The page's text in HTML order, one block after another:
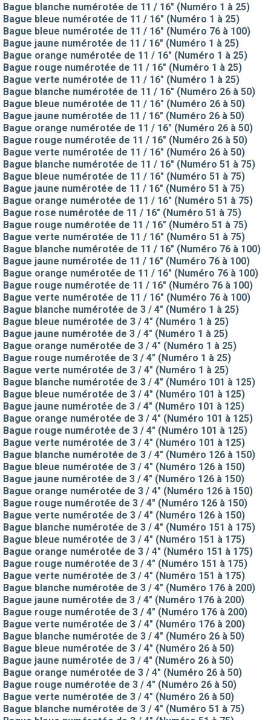
Bague blanche numérotée de 11 / 16" (Numéro 1 à 25)
Bague bleue numérotée de 11 / 16" (Numéro 1 à 25)
Bague bleue numérotée de 11 / 16" (Numéro 76 à 100)
Bague jaune numérotée de 11 / 16" (Numéro 1 à 25)
Bague orange numérotée de 11 / 16" (Numéro 1 à 25)
Bague rouge numérotée de 11 / 16" (Numéro 1 à 25)
Bague verte numérotée de 11 / 16" (Numéro 1 à 25)
Bague blanche numérotée de 11 / 16" (Numéro 26 à 50)
Bague bleue numérotée de 11 / 16" (Numéro 26 à 50)
Bague jaune numérotée de 11 / 16" (Numéro 26 à 50)
Bague orange numérotée de 11 / 16" (Numéro 26 à 50)
Bague rouge numérotée de 11 / 16" (Numéro 26 à 50)
Bague verte numérotée de 11 / 16" (Numéro 26 à 50)
Bague blanche numérotée de 11 / 16" (Numéro 51 à 75)
Bague bleue numérotée de 11 / 16" (Numéro 51 à 75)
Bague jaune numérotée de 11 / 16" (Numéro 51 à 75)
Bague orange numérotée de 11 / 16" (Numéro 51 à 75)
Bague rose numérotée de 11 / 16" (Numéro 51 à 75)
Bague rouge numérotée de 11 / 16" (Numéro 51 à 75)
Bague verte numérotée de 11 / 16" (Numéro 51 à 75)
Bague blanche numérotée de 11 / 16" (Numéro 76 à 100)
Bague jaune numérotée de 11 / 16" (Numéro 76 à 100)
Bague orange numérotée de 11 / 16" (Numéro 76 à 100)
Bague rouge numérotée de 11 / 16" (Numéro 76 à 100)
Bague verte numérotée de 11 / 16" (Numéro 76 à 100)
Bague blanche numérotée de 3 / 4" (Numéro 1 à 25)
Bague bleue numérotée de 3 / 4" (Numéro 1 à 25)
Bague jaune numérotée de 3 / 4" (Numéro 1 à 25)
Bague orange numérotée de 3 / 4" (Numéro 1 à 25)
Bague rouge numérotée de 3 / 4" (Numéro 1 à 25)
Bague verte numérotée de 3 / 4" (Numéro 1 à 25)
Bague blanche numérotée de 3 / 4" (Numéro 101 à 125)
Bague bleue numérotée de 3 / 4" (Numéro 101 à 125)
Bague jaune numérotée de 3 / 4" (Numéro 101 à 125)
Bague orange numérotée de 3 / 4" (Numéro 101 à 125)
Bague rouge numérotée de 3 / 4" (Numéro 101 à 125)
Bague verte numérotée de 3 / 4" (Numéro 101 à 125)
Bague blanche numérotée de 3 / 4" (Numéro 126 à 150)
Bague bleue numérotée de 3 / 4" (Numéro 126 à 150)
Bague jaune numérotée de 3 / 4" (Numéro 126 à 150)
Bague orange numérotée de 3 / 4" (Numéro 126 à 150)
Bague rouge numérotée de 3 / 4" (Numéro 126 à 150)
Bague verte numérotée de 3 / 4" (Numéro 126 à 150)
Bague blanche numérotée de 3 / 4" (Numéro 151 à 175)
Bague bleue numérotée de 3 / 4" (Numéro 151 à 175)
Bague orange numérotée de 3 / 4" (Numéro 151 à 175)
Bague rouge numérotée de 3 / 4" (Numéro 151 à 175)
Bague verte numérotée de 3 / 4" (Numéro 151 à 175)
Bague blanche numérotée de 3 / 4" (Numéro 176 à 200)
Bague jaune numérotée de 3 / 4" (Numéro 176 à 200)
Bague rouge numérotée de 3 / 4" (Numéro 176 à 200)
Bague verte numérotée de 3 / 4" (Numéro 176 à 200)
Bague blanche numérotée de 3 / 4" (Numéro 26 à 50)
Bague bleue numérotée de 3 / 4" (Numéro 26 à 50)
Bague jaune numérotée de 3 / 4" (Numéro 26 à 50)
Bague orange numérotée de 3 / 4" (Numéro 26 à 50)
Bague rouge numérotée de 3 / 4" (Numéro 26 à 50)
Bague verte numérotée de 3 / 4" (Numéro 26 à 50)
Bague blanche numérotée de 3 / 4" (Numéro 51 à 75)